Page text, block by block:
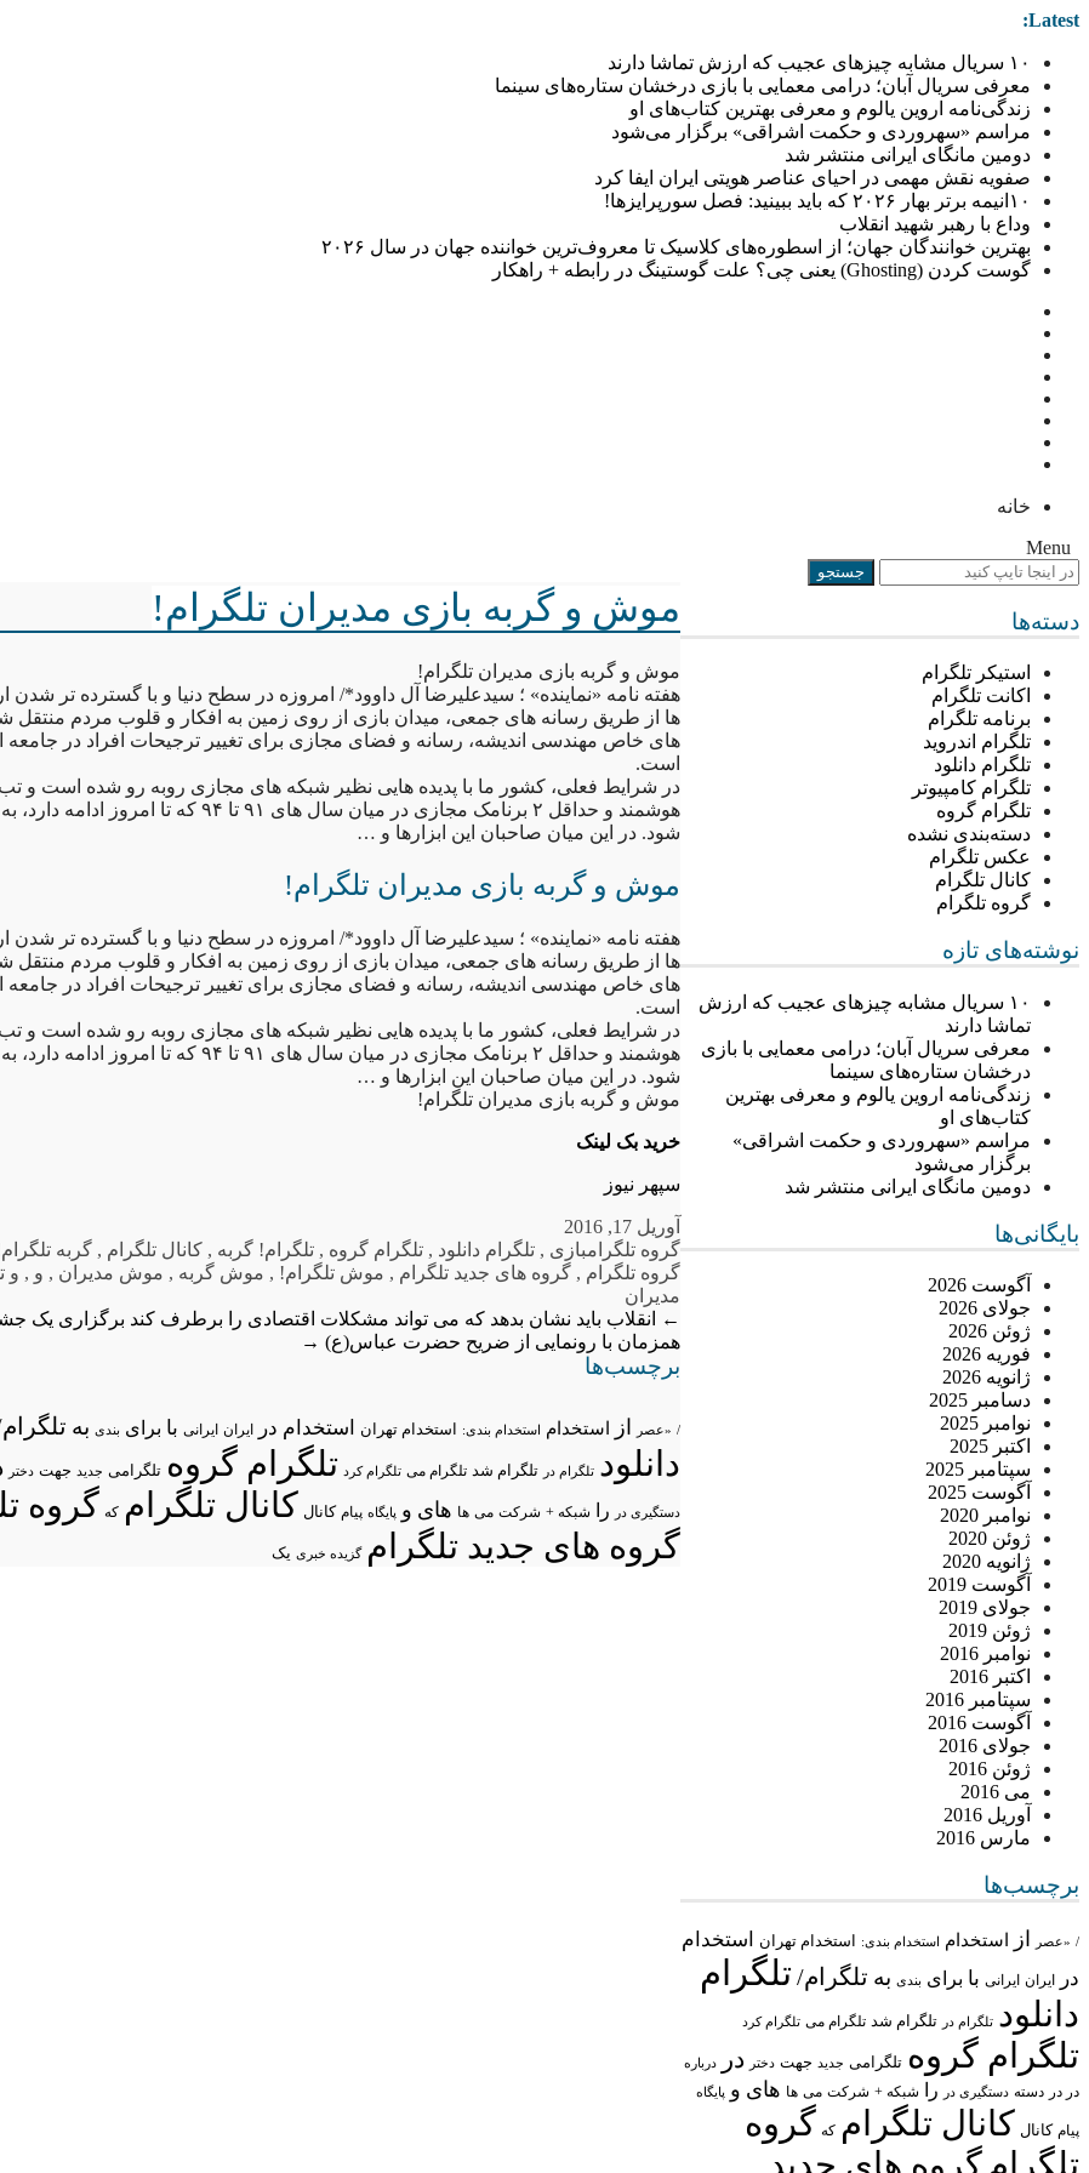
Latest:
۱۰ سریال مشابه چیزهای عجیب که ارزش تماشا دارند
معرفی سریال آبان؛ درامی معمایی با بازی درخشان ستاره‌های سینما
زندگی‌نامه اروین یالوم و معرفی بهترین کتاب‌های او
مراسم «سهروردی و حکمت اشراقی» برگزار می‌شود
دومین مانگای ایرانی منتشر شد
صفویه نقش مهمی در احیای عناصر هویتی ایران ایفا کرد
۱۰انیمه برتر بهار ۲۰۲۶ که باید ببینید: فصل سورپرایزها!
وداع با رهبر شهید انقلاب
بهترین خوانندگان جهان؛ از اسطوره‌های کلاسیک تا معروف‌ترین خواننده جهان در سال ۲۰۲۶
گوست کردن (Ghosting) یعنی چی؟ علت گوستینگ در رابطه + راهکار
خانه
Menu
دسته‌ها
استیکر تلگرام
اکانت تلگرام
برنامه تلگرام
تلگرام اندروید
تلگرام دانلود
تلگرام کامپیوتر
تلگرام گروه
دسته‌بندی نشده
عکس تلگرام
کانال تلگرام
گروه تلگرام
نوشته‌های تازه
۱۰ سریال مشابه چیزهای عجیب که ارزش
تماشا دارند
معرفی سریال آبان؛ درامی معمایی با بازی
درخشان ستاره‌های سینما
زندگی‌نامه اروین یالوم و معرفی بهترین
کتاب‌های او
مراسم «سهروردی و حکمت اشراقی»
برگزار می‌شود
دومین مانگای ایرانی منتشر شد
بایگانی‌ها
آگوست 2026
جولای 2026
ژوئن 2026
فوریه 2026
ژانویه 2026
دسامبر 2025
نوامبر 2025
اکتبر 2025
سپتامبر 2025
آگوست 2025
نوامبر 2020
ژوئن 2020
ژانویه 2020
آگوست 2019
جولای 2019
ژوئن 2019
نوامبر 2016
اکتبر 2016
سپتامبر 2016
آگوست 2016
جولای 2016
ژوئن 2016
می 2016
آوریل 2016
مارس 2016
برچسب‌ها
/ «عصر از استخدام استخدام بندی: استخدام تهران
استخدام
در
ایران ایرانی با برای بندی به تلگرام/ تلگرام
دانلود تلگرام در تلگرام شد تلگرام می تلگرام کرد
تلگرام گروه تلگرامی جدید جهت دختر در درباره
در در دسته دستگیری در را شبکه + شرکت می ها های و پایگاه
پیام کانال کانال تلگرام که گروه
تلگرام گروه های جدید
موش و گربه بازی مدیران تلگرام!
موش و گربه بازی مدیران تلگرام!
هفته نامه «نماینده» ؛ سیدعلیرضا آل داوود*/ امروزه در سطح دنیا و با گسترده تر شدن
ها از طریق رسانه های جمعی، میدان بازی از روی زمین به افکار و قلوب مردم منتقل
های خاص مهندسی اندیشه، رسانه و فضای مجازی برای تغییر ترجیحات افراد در جامعه
است.
در شرایط فعلی، کشور ما با پدیده هایی نظیر شبکه های مجازی روبه رو شده است و تب
هوشمند و حداقل ۲ برنامک مجازی در میان سال های ۹۱ تا ۹۴ که
شود. در این میان صاحبان این ابزارها و …
موش و گربه بازی مدیران تلگرام!
هفته نامه «نماینده» ؛ سیدعلیرضا آل داوود*/ امروزه در سطح دنیا و با گسترده تر شدن
ها از طریق رسانه های جمعی، میدان بازی از روی زمین به افکار و قلوب مردم منتقل
های خاص مهندسی اندیشه، رسانه و فضای مجازی برای تغییر ترجیحات افراد در جامعه
است.
در شرایط فعلی، کشور ما با پدیده هایی نظیر شبکه های مجازی روبه رو شده است و تب
هوشمند و حداقل ۲ برنامک مجازی در میان سال های ۹۱ تا ۹۴ که
شود. در این میان صاحبان این ابزارها و …
موش و گربه بازی مدیران تلگرام!
خرید بک لینک
سپهر نیوز
آوریل 17, 2016
گروه تلگرامبازی , تلگرام دانلود , تلگرام گروه , تلگرام! گربه , کانال تلگرام , گربه
گروه تلگرام , گروه های جدید تلگرام , موش تلگرام! , موش گربه , موش مدیران , و , و
مدیران
←
انقلاب باید نشان بدهد که می تواند مشکلات اقتصادی را برطرف کند برگزاری یک
همزمان با رونمایی از ضریح حضرت عباس(ع) →
برچسب‌ها
/ «عصر از استخدام استخدام بندی: استخدام تهران استخدام در ایران ایرانی با برای بندی به
دانلود تلگرام در تلگرام شد تلگرام می تلگرام کرد تلگرام گروه تلگرامی جدید جهت دختر
دستگیری در را شبکه + شرکت می ها های و پایگاه پیام کانال کانال تلگرام که گروه
گروه های جدید تلگرام گزیده خبری یک